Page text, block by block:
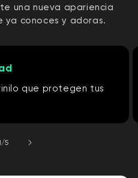
una nueva apariencia
ya conoces y adoras.
que protegen tus
/de
5